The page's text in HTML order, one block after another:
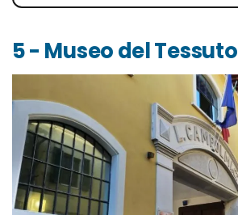
5 - Museo del Tessuto